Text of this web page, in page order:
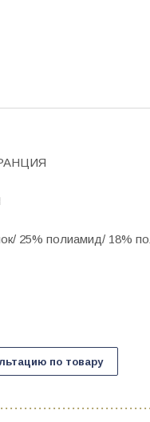
25% полиамид/ 18%
по товару